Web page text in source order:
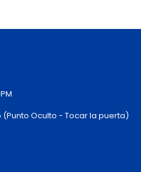
(Punto Oculto - Tocar la puerta)